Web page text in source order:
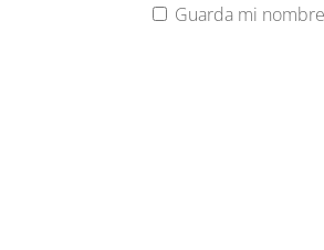
Guarda mi